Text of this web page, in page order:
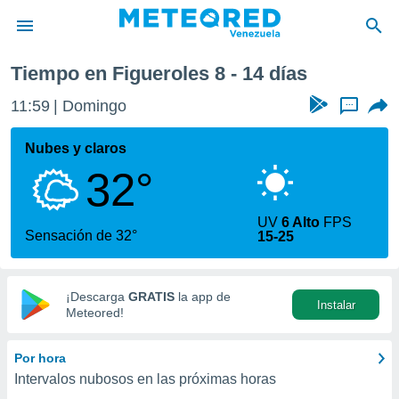
de
ha
calidad.
a este
las
y
digital
basada
Tiempo en Figueroles 8 - 14 días
11:59 Domingo ...
Nubes y claros
32°
Sensación de 32°
UV6 Alto FPS
15-25
¡Descarga GRATIS la app de
Meteored!
Instalar
Por hora
Intervalos nubosos en las próximas horas